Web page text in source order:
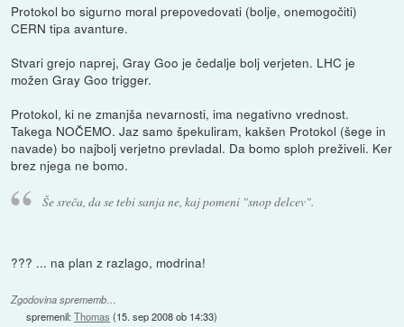
Protokol bo sigurno moral prepovedovati (bolje, onemogočiti)
CERN tipa avanture.
Stvari grejo naprej, Gray Goo je čedalje bolj verjeten. LHC je
možen Gray Goo trigger.
Protokol, ki ne zmanjša nevarnosti, ima negativno vrednost.
Takega NOČEMO. Jaz samo špekuliram, kakšen Protokol (šege in
navade) bo najbolj verjetno prevladal. Da bomo sploh preživeli. Ker
brez njega ne bomo.
Še sreča, da se tebi sanja ne, kaj pomeni "snop delcev".
??? ... na plan z razlago, modrina!
Zgodovina sprememb…
spremenil:Thomas (15. sep 2008 ob 14:33)